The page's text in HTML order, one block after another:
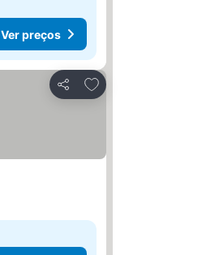
Ver preços
Partilhar
Adicionar aos favoritos